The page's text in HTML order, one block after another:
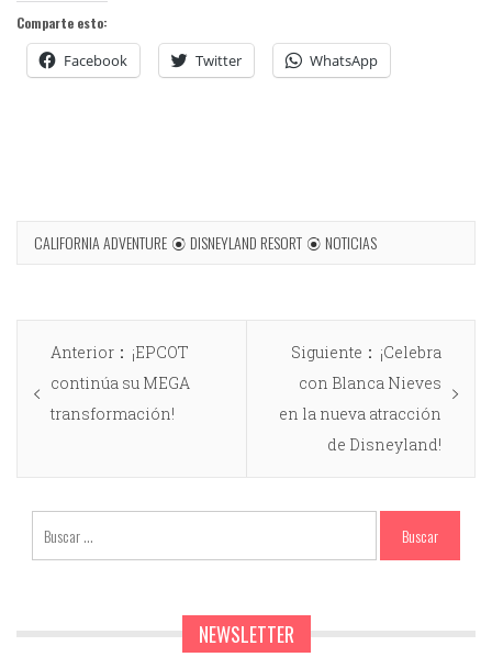
Comparte esto:
Facebook Twitter WhatsApp
CALIFORNIA ADVENTURE DISNEYLAND RESORT NOTICIAS
Anterior
¡EPCOT
continúa su MEGA
transformación!
Siguiente
¡Celebra
con Blanca Nieves
en la nueva atracción
de Disneyland!
NEWSLETTER